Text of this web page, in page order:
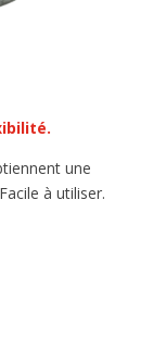
une
à utiliser.